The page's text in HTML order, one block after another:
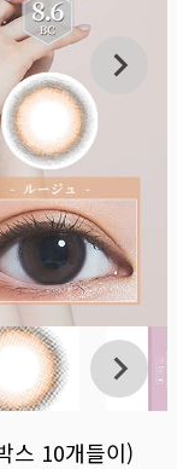
스 10개들이)